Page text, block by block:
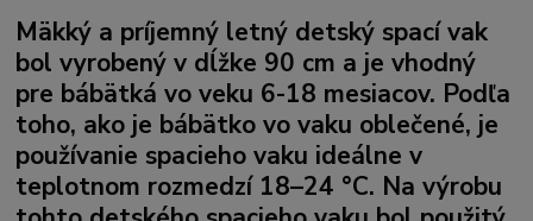
Mäkký a príjemný letný detský spací vak
bol vyrobený v dĺžke 90 cm a je vhodný
pre bábätká vo veku 6-18 mesiacov. Podľa
toho, ako je bábätko vo vaku oblečené, je
používanie spacieho vaku ideálne v
teplotnom rozmedzí 18–24 °C. Na výrobu